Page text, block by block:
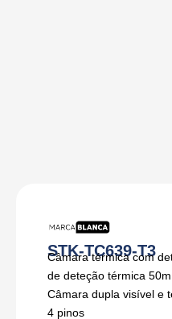
STK-TC639-T3
Câmara térmica com
de deteção térmica
Câmara dupla visível e
4 pinos